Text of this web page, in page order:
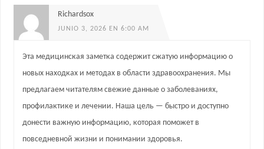
Richardsox
JUNIO 3, 2026 EN 6:00 AM
Эта медицинская заметка содержит сжатую информацию о
новых находках и методах в области здравоохранения. Мы
предлагаем читателям свежие данные о заболеваниях,
профилактике и лечении. Наша цель — быстро и доступно
донести важную информацию, которая поможет в
повседневной жизни и понимании здоровья.